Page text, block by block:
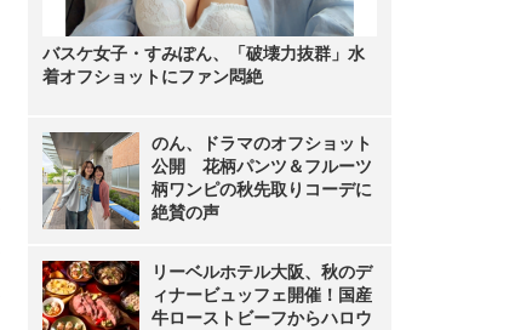
バスケ女子・すみぽん、「破壊力抜群」水
着オフショットにファン悶絶
のん、ドラマのオフショット
公開 花柄パンツ＆フルーツ
柄ワンピの秋先取りコーデに
絶賛の声
リーベルホテル大阪、秋のデ
ィナービュッフェ開催！国産
牛ローストビーフからハロウ